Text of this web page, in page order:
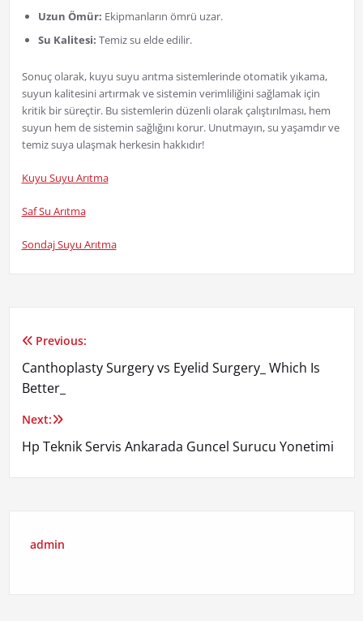
Uzun Ömür: Ekipmanların ömrü uzar.
Su Kalitesi: Temiz su elde edilir.
Sonuç olarak, kuyu suyu arıtma sistemlerinde otomatik yıkama,
suyun kalitesini artırmak ve sistemin verimliliğini sağlamak için
kritik bir süreçtir. Bu sistemlerin düzenli olarak çalıştırılması, hem
suyun hem de sistemin sağlığını korur. Unutmayın, su yaşamdır ve
temiz suya ulaşmak herkesin hakkıdır!
Kuyu Suyu Arıtma
Saf Su Arıtma
Sondaj Suyu Arıtma
Yazı
gezinmesi
Previous:
Canthoplasty Surgery vs Eyelid Surgery_ Which Is
Better_
Next:
Hp Teknik Servis Ankarada Guncel Surucu Yonetimi
admin